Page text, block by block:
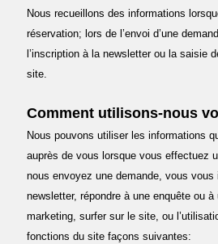
Nous recueillons des informations
réservation; lors de l’envoi d’une
l’inscription à la newsletter ou la saisie
site.
Comment utilisons-nous
Nous pouvons utiliser les informations
auprès de vous lorsque vous effectuez
nous envoyez une demande, vous vous
newsletter, répondre à une enquête ou à
marketing, surfer sur le site, ou
fonctions du site façons suivantes: